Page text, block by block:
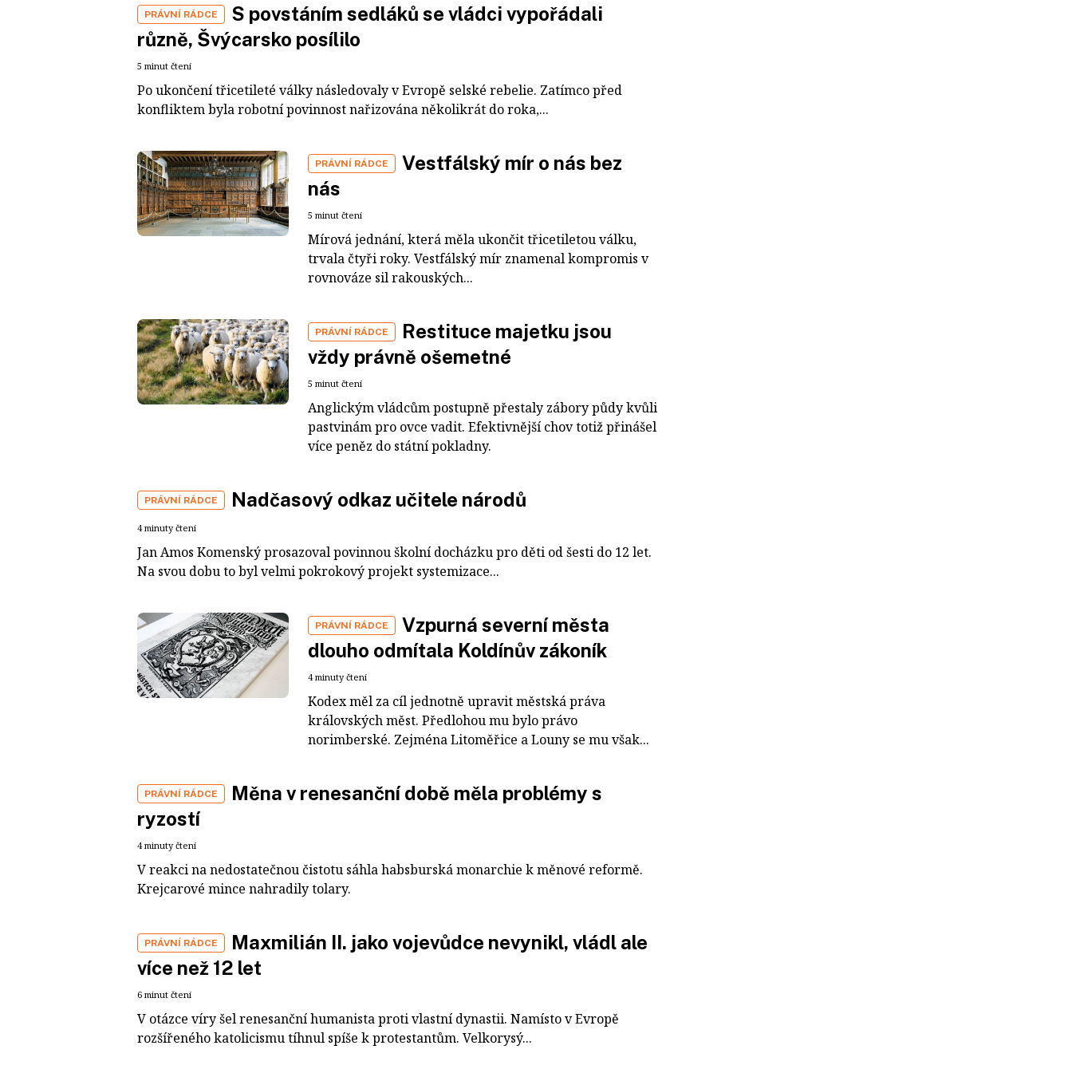
PRÁVNÍ RÁDCE
S povstáním sedláků se vládci vypořádali
různě, Švýcarsko posílilo
5 minut čtení
Po ukončení třicetileté války následovaly v Evropě selské rebelie. Zatímco před
konfliktem byla robotní povinnost nařizována několikrát do roka,...
PRÁVNÍ RÁDCE
Vestfálský mír o nás bez
nás
5 minut čtení
Mírová jednání, která měla ukončit třicetiletou válku,
trvala čtyři roky. Vestfálský mír znamenal kompromis v
rovnováze sil rakouských...
PRÁVNÍ RÁDCE
Restituce majetku jsou
vždy právně ošemetné
5 minut čtení
Anglickým vládcům postupně přestaly zábory půdy kvůli
pastvinám pro ovce vadit. Efektivnější chov totiž přinášel
více peněz do státní pokladny.
PRÁVNÍ RÁDCE Nadčasový odkaz učitele národů
4 minuty čtení
Jan Amos Komenský prosazoval povinnou školní docházku pro děti od šesti do 12 let.
Na svou dobu to byl velmi pokrokový projekt systemizace...
PRÁVNÍ RÁDCE
Vzpurná severní města
dlouho odmítala Koldínův zákoník
4 minuty čtení
Kodex měl za cíl jednotně upravit městská práva
královských měst. Předlohou mu bylo právo
norimberské. Zejména Litoměřice a Louny se mu však...
PRÁVNÍ RÁDCE
Měna v renesanční době měla problémy s
ryzostí
4 minuty čtení
V reakci na nedostatečnou čistotu sáhla habsburská monarchie k měnové reformě.
Krejcarové mince nahradily tolary.
PRÁVNÍ RÁDCE
Maxmilián II. jako vojevůdce nevynikl, vládl ale
více než 12 let
6 minut čtení
V otázce víry šel renesanční humanista proti vlastní dynastii. Namísto v Evropě
rozšířeného katolicismu tíhnul spíše k protestantům. Velkorysý...